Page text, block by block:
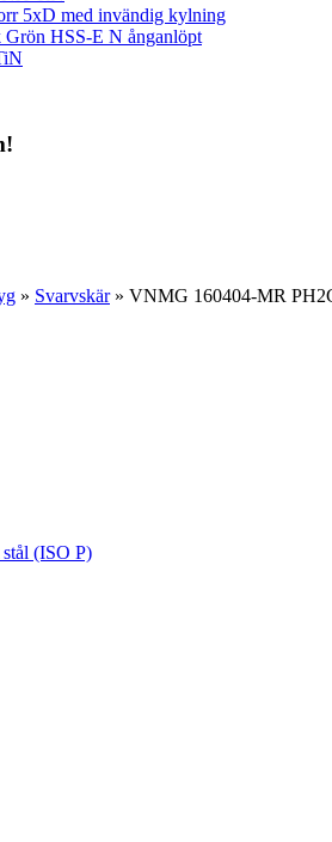
5xD med invändig kylning
HSS-E N ånganlöpt
» Svarvskär» VNMG 160404-MR
stål (ISO P)